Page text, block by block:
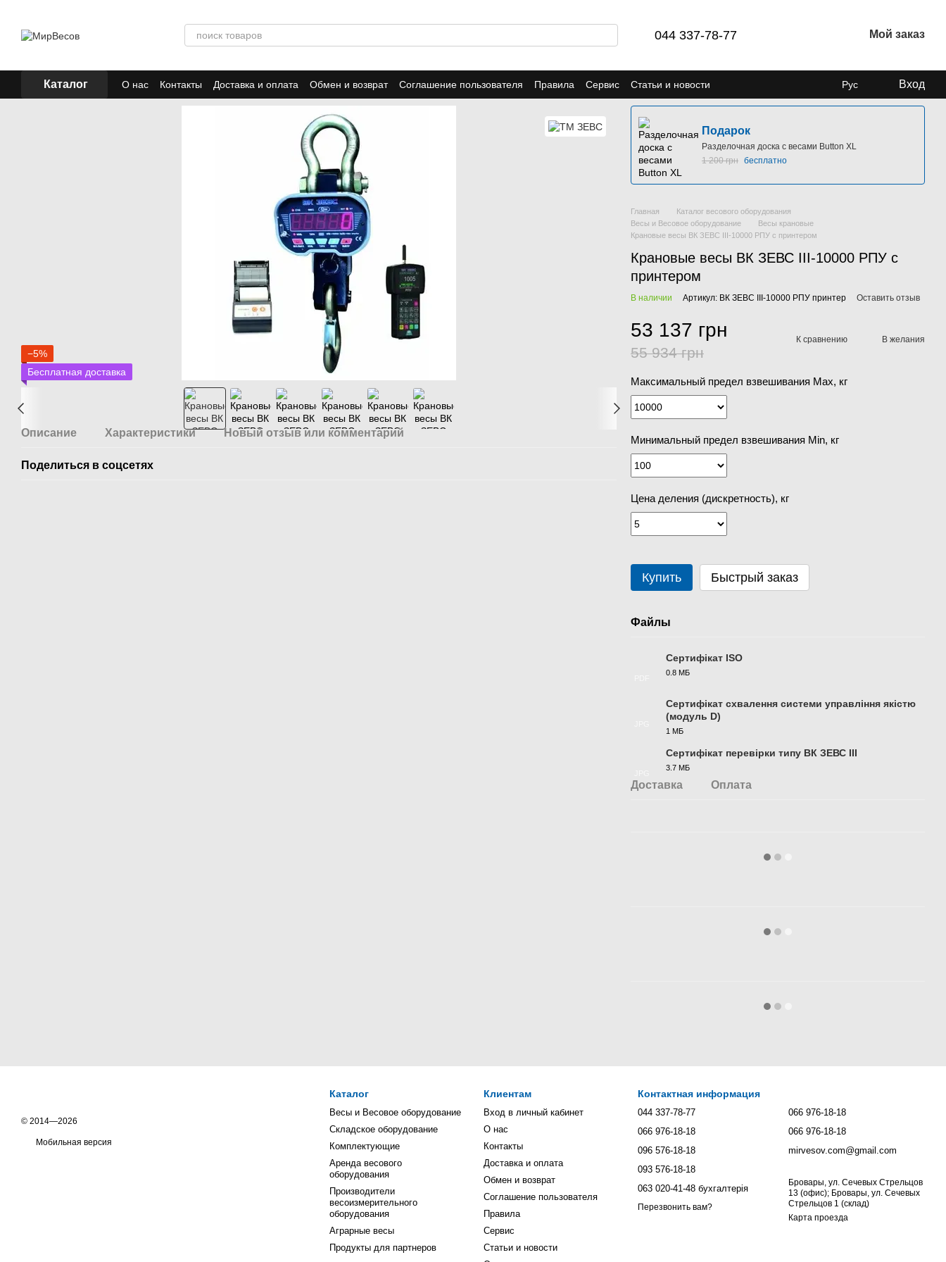
044 337-78-77 Мой заказ
Каталог О нас Контакты Доставка и оплата Обмен и возврат Соглашение пользователя Правила Сервис
Статьи и новости
Отзывы
Акции
Рус Вход
−5%
Бесплатная доставка
Описание Характеристики Новый отзыв или комментарий
Поделиться в соцсетях
Подарок
Разделочная доска с весами Button XL
1 200 грн бесплатно
Главная
Каталог весового оборудования
Весы и Весовое оборудование
Весы крановые
Крановые весы ВК ЗЕВС ІІІ-10000 РПУ с принтером
Крановые весы ВК ЗЕВС ІІІ-10000 РПУ с
принтером
В наличии Артикул: ВК ЗЕВС ІІІ-10000 РПУ принтер Оставить отзыв
53 137 грн
55 934 грн
К сравнению В желания
Максимальный предел взвешивания Мах, кг
Минимальный предел взвешивания Min, кг
Цена деления (дискретность), кг
Купить Быстрый заказ
Файлы
Сертифікат ISO
0.8 МБ
Сертифікат схвалення системи управління якістю
(модуль D)
1 МБ
Сертифікат перевірки типу ВК ЗЕВС ІІІ
3.7 МБ
Доставка Оплата
© 2014—2026
Мобильная версия
Каталог
Весы и Весовое оборудование
Складское оборудование
Комплектующие
Аренда весового
оборудования
Производители
весоизмерительного
оборудования
Аграрные весы
Продукты для партнеров
Клиентам
Вход в личный кабинет
О нас
Контакты
Доставка и оплата
Обмен и возврат
Соглашение пользователя
Правила
Сервис
Статьи и новости
Контактная информация
044 337-78-77
066 976-18-18
096 576-18-18
093 576-18-18
063 020-41-48 бухгалтерія
Перезвонить вам?
066 976-18-18
066 976-18-18
mirvesov.com@gmail.com
Бровары, ул. Сечевых Стрельцов
13 (офис); Бровары, ул. Сечевых
Стрельцов 1 (склад)
Карта проезда